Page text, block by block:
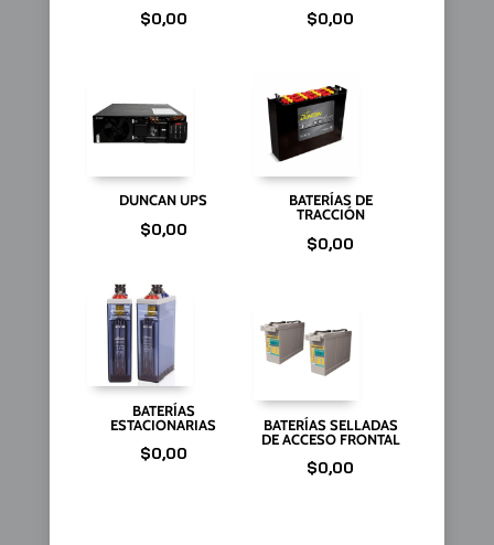
$0,00 $0,00
DUNCAN UPS
$0,00
BATERÍAS DE
TRACCIÓN
$0,00
BATERÍAS
ESTACIONARIAS
$0,00
BATERÍAS SELLADAS
DE ACCESO FRONTAL
$0,00